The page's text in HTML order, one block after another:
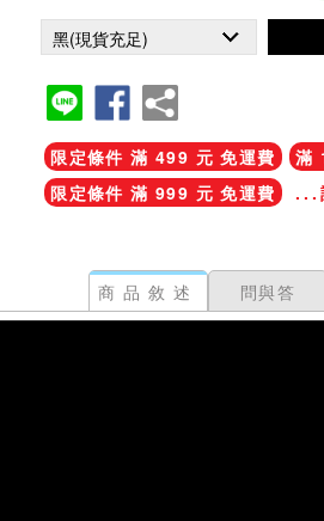
限定條件 滿 499 元 免運費
滿
限定條件 滿 999 元 免運費
...
商品敘述 問與答